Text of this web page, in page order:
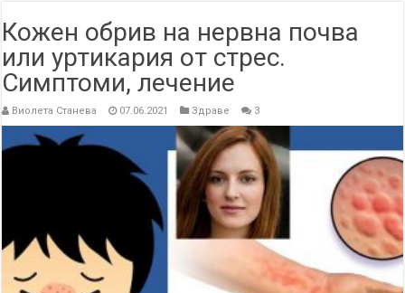
Кожен обрив на нервна почва
или уртикария от стрес.
Симптоми, лечение
Виолета Станева 07.06.2021 Здраве 3